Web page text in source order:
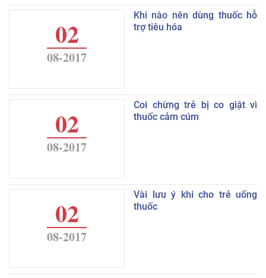
02
08-2017
Khi nào nên dùng thuốc hỗ
trợ tiêu hóa
02
08-2017
Coi chừng trẻ bị co giật vì
thuốc cảm cúm
02
08-2017
Vài lưu ý khi cho trẻ uống
thuốc